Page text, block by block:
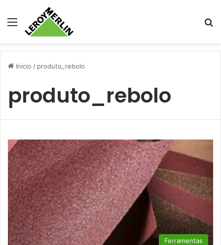
Menu
Início / produto_rebolo
produto_rebolo
Ferramentas